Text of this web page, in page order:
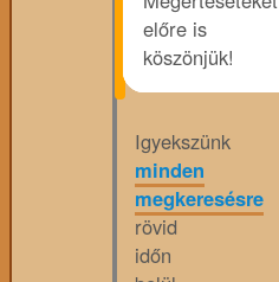
előre is
köszönjük!
Igyekszünk
minden
megkeresésre
rövid
időn